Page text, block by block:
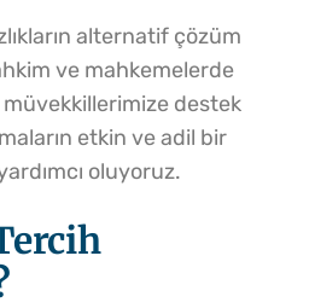
alternatif çözüm
ve mahkemelerde
destek
etkin ve adil bir
oluyoruz.